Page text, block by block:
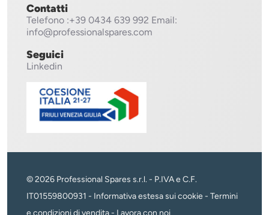
Contatti
Telefono :+39 0434 639 992 Email:
info@professionalspares.com
Seguici
Linkedin
© 2026 Professional Spares s.r.l. - P.IVA e C.F.
IT01559800931 - Informativa estesa sui cookie - Termini
e condizioni di vendita- Lavora con noi